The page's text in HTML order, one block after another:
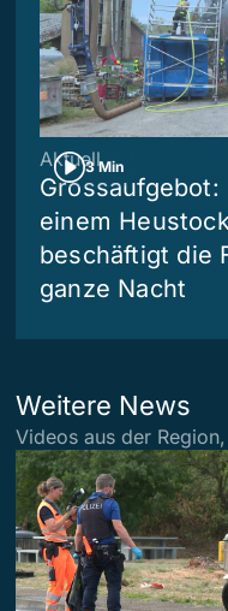
3 Min
Aktuell
Grossaufgebot:
einem
beschäftigt die
ganze Nacht
Weitere News
Videos aus der